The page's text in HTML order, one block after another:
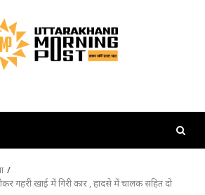
गहरी खाई में गिरी कार , हादसे में चालक सहित दो